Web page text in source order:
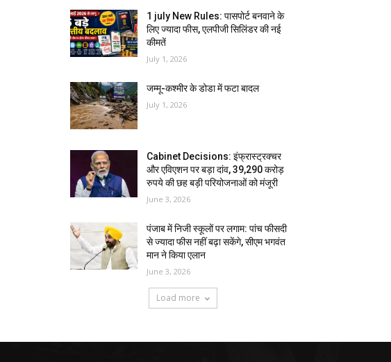
1 july New Rules: पासपोर्ट बनवाने के
लिए ज्यादा फीस, एलपीजी सिलिंडर की नई
कीमतें
July 1, 2026
जम्मू-कश्मीर के डोडा में फटा बादल
July 1, 2026
Cabinet Decisions: इंफ्रास्ट्रक्चर
और एविएशन पर बड़ा दांव, 39,290 करोड़
रुपये की छह बड़ी परियोजनाओं को मंजूरी
June 3, 2026
पंजाब में निजी स्कूलों पर लगाम: पांच फीसदी
से ज्यादा फीस नहीं बढ़ा सकेंगे, सीएम भगवंत
मान ने किया एलान
June 3, 2026
Load more